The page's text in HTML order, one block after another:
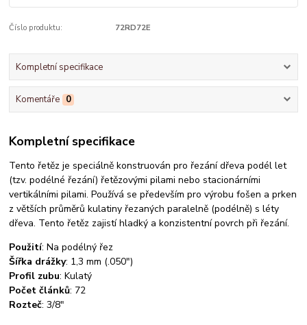
Číslo produktu: 72RD72E
Kompletní specifikace
Komentáře 0
Kompletní specifikace
Tento řetěz je speciálně konstruován pro řezání dřeva podél let
(tzv. podélné řezání) řetězovými pilami nebo stacionárními
vertikálními pilami. Používá se především pro výrobu fošen a prken
z větších průměrů kulatiny řezaných paralelně (podélně) s léty
dřeva. Tento řetěz zajistí hladký a konzistentní povrch při řezání.
Použití:Na podélný řez
Šířka drážky: 1,3 mm (.050")
Profil zubu:Kulatý
Počet článků: 72
Rozteč:3/8"